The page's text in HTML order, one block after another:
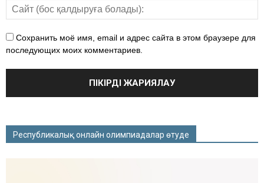
Сохранить моё имя, email и адрес сайта в этом браузере для
последующих моих комментариев.
Республикалық онлайн олимпиадалар өтуде